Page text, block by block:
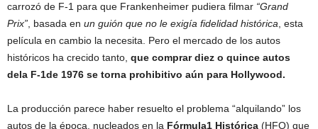
carrozó de F-1 para que Frankenheimer pudiera filmar “Grand
Prix” , basada en un guión que no le exigía fidelidad histórica , esta
película en cambio la necesita. Pero el mercado de los autos
históricos ha crecido tanto, que comprar diez o quince autos
dela F-1de 1976 se torna prohibitivo aún para Hollywood.
La producción parece haber resuelto el problema “alquilando” los
autos de la época, nucleados en la Fórmula1 Histórica (HFO) que